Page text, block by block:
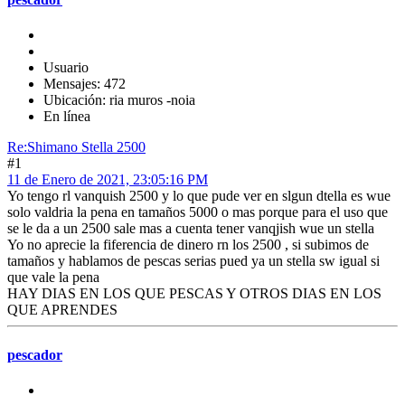
Usuario
Mensajes: 472
Ubicación: ria muros -noia
En línea
Re:Shimano Stella 2500
#1
11 de Enero de 2021, 23:05:16 PM
Yo tengo rl vanquish 2500 y lo que pude ver en slgun dtella es wue
solo valdria la pena en tamaños 5000 o mas porque para el uso que
se le da a un 2500 sale mas a cuenta tener vanqjish wue un stella
Yo no aprecie la fiferencia de dinero rn los 2500 , si subimos de
tamaños y hablamos de pescas serias pued ya un stella sw igual si
que vale la pena
HAY DIAS EN LOS QUE PESCAS Y OTROS DIAS EN LOS
QUE APRENDES
pescador